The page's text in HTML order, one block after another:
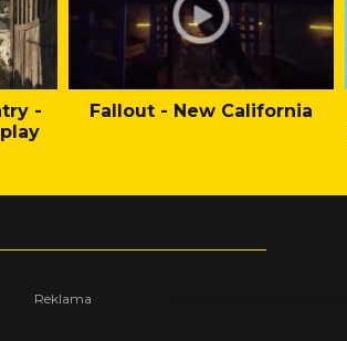
-
Fallout - New California